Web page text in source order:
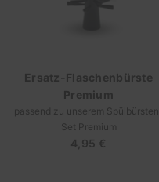
Ersatz-Flaschenbürste
Premium
passend zu unserem Spülbürsten-
Set Premium
Regulärer
4,95 €